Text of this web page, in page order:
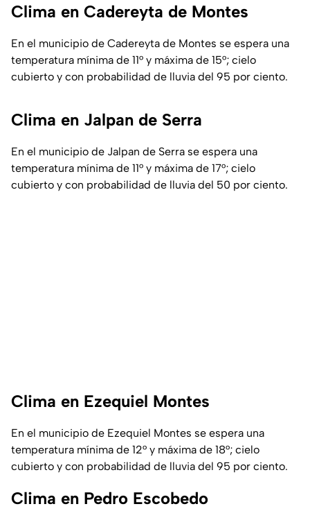
Clima en Cadereyta de Montes
En el municipio de Cadereyta de Montes se espera una
temperatura mínima de 11° y máxima de 15°; cielo
cubierto y con probabilidad de lluvia del 95 por ciento.
Clima en Jalpan de Serra
En el municipio de Jalpan de Serra se espera una
temperatura mínima de 11° y máxima de 17°; cielo
cubierto y con probabilidad de lluvia del 50 por ciento.
Clima en Ezequiel Montes
En el municipio de Ezequiel Montes se espera una
temperatura mínima de 12° y máxima de 18°; cielo
cubierto y con probabilidad de lluvia del 95 por ciento.
Clima en Pedro Escobedo